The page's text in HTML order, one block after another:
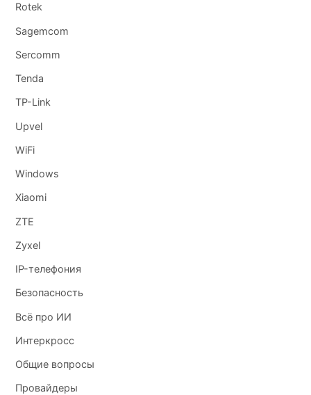
Rotek
Sagemcom
Sercomm
Tenda
TP-Link
Upvel
WiFi
Windows
Xiaomi
ZTE
Zyxel
IP-телефония
Безопасность
Всё про ИИ
Интеркросс
Общие вопросы
Провайдеры